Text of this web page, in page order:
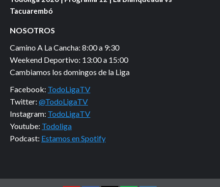
Tacuarembó
NOSOTROS
Camino A La Cancha: 8:00 a 9:30
Weekend Deportivo: 13:00 a 15:00
Cambiamos los domingos de la Liga
Facebook: TodoLigaTV
Twitter: @TodoLigaTV
Instagram: TodoLigaTV
Youtube: Todoliga
Podcast: Estamos en Spotify